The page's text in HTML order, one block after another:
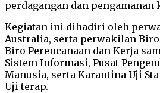
perdagangan dan pengamanan
Kegiatan ini dihadiri oleh
Australia, serta perwakilan
Biro Perencanaan dan Kerja
Sistem Informasi, Pusat
Manusia, serta Karantina Uji
Uji terap.